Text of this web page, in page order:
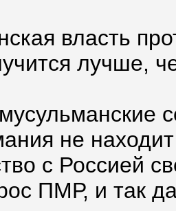
власть
лучше,
не
с Россией
ПМР, и так